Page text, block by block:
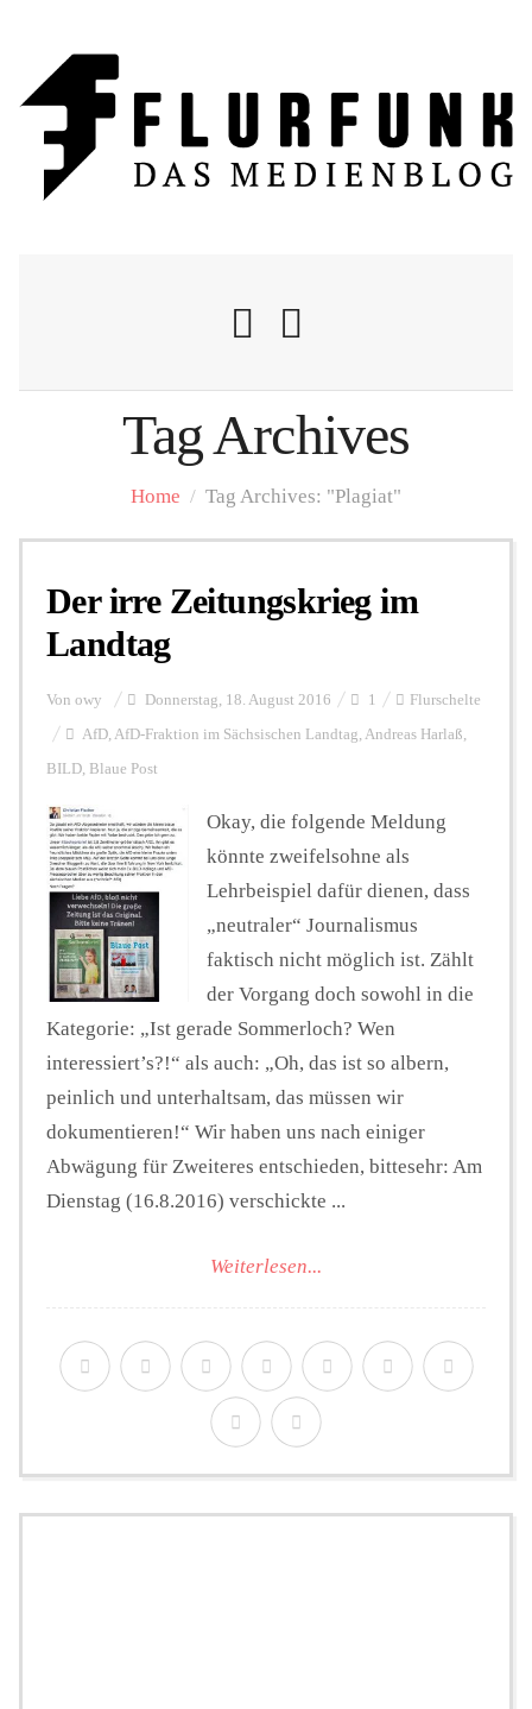
Nachrichten
Flurschelte
Personalien
Hintergrund
FUNKTURM-Beiträge
Podcast
Seminare
Unterstützen
Tag Archives
Home / Tag Archives: "Plagiat"
Der irre Zeitungskrieg im
Landtag
Von owy Donnerstag, 18. August 2016 1 Flurschelte
AfD, AfD-Fraktion im Sächsischen Landtag, Andreas Harlaß,
BILD, Blaue Post
Okay, die folgende Meldung
könnte zweifelsohne als
Lehrbeispiel dafür dienen, dass
„neutraler“ Journalismus
faktisch nicht möglich ist. Zählt
der Vorgang doch sowohl in die
Kategorie: „Ist gerade Sommerloch? Wen
interessiert’s?!“ als auch: „Oh, das ist so albern,
peinlich und unterhaltsam, das müssen wir
dokumentieren!“ Wir haben uns nach einiger
Abwägung für Zweiteres entschieden, bittesehr: Am
Dienstag (16.8.2016) verschickte ...
Weiterlesen...